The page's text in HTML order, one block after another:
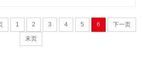
1 2 3 4 5 6 下一页
末页